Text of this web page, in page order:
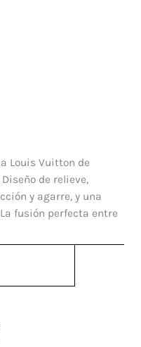
Louis Vuitton de
de relieve,
y agarre, y una
fusión perfecta entre